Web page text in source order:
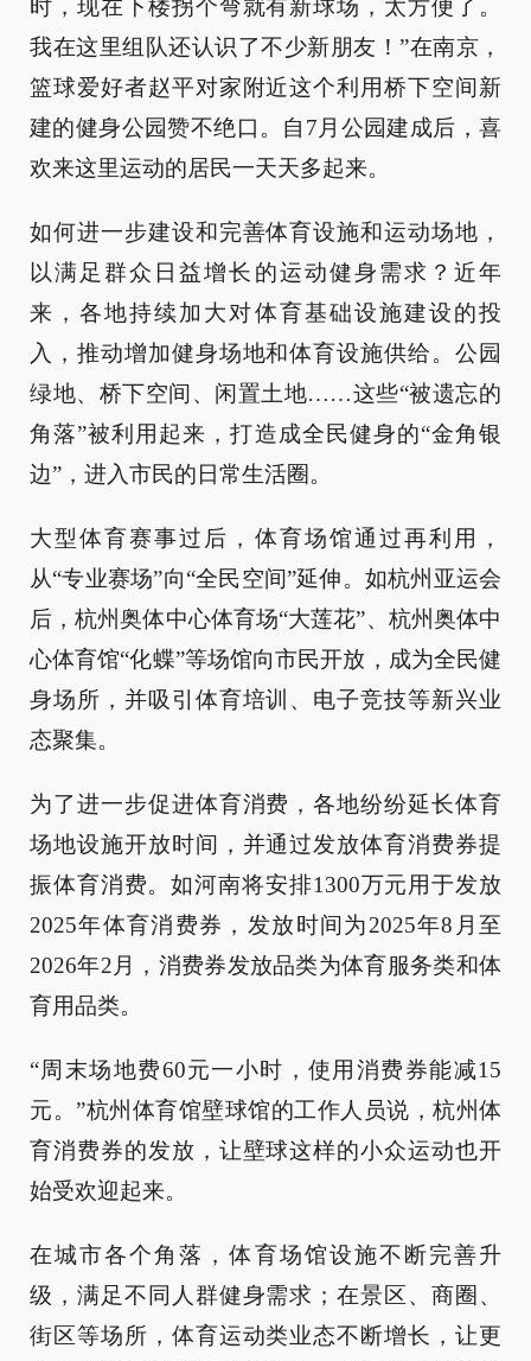
时，现在下楼拐个弯就有新球场，太方便了。
我在这里组队还认识了不少新朋友！”在南京，
篮球爱好者赵平对家附近这个利用桥下空间新
建的健身公园赞不绝口。自7月公园建成后，喜
欢来这里运动的居民一天天多起来。
如何进一步建设和完善体育设施和运动场地，
以满足群众日益增长的运动健身需求？近年
来，各地持续加大对体育基础设施建设的投
入，推动增加健身场地和体育设施供给。公园
绿地、桥下空间、闲置土地……这些“被遗忘的
角落”被利用起来，打造成全民健身的“金角银
边”，进入市民的日常生活圈。
大型体育赛事过后，体育场馆通过再利用，
从“专业赛场”向“全民空间”延伸。如杭州亚运会
后，杭州奥体中心体育场“大莲花”、杭州奥体中
心体育馆“化蝶”等场馆向市民开放，成为全民健
身场所，并吸引体育培训、电子竞技等新兴业
态聚集。
为了进一步促进体育消费，各地纷纷延长体育
场地设施开放时间，并通过发放体育消费券提
振体育消费。如河南将安排1300万元用于发放
2025年体育消费券，发放时间为2025年8月至
2026年2月，消费券发放品类为体育服务类和体
育用品类。
“周末场地费60元一小时，使用消费券能减15
元。”杭州体育馆壁球馆的工作人员说，杭州体
育消费券的发放，让壁球这样的小众运动也开
始受欢迎起来。
在城市各个角落，体育场馆设施不断完善升
级，满足不同人群健身需求；在景区、商圈、
街区等场所，体育运动类业态不断增长，让更